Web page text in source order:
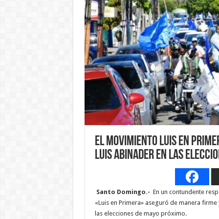
EL MOVIMIENTO LUIS EN
LUIS ABINADER EN LAS
Santo Domingo.- En un contundente
«Luis en Primera» aseguró de manera
las elecciones de mayo próximo.